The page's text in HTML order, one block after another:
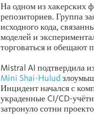
На одном из хакерских
репозиториев. Группа
исходного кода,
моделей и
торговаться и обещают
Mistral AI подтвердила
Mini Shai-Hulud
Инцидент начался с
украденные CI/CD-
затронуло сотни